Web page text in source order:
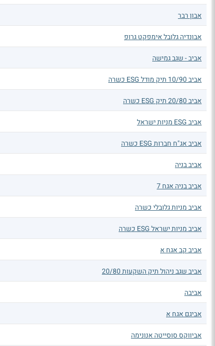
אבון רבר
אבונדיה גלובל אימפקט גרופ
אביב - שגב גמישה
אביב 10/90 תיק מודל ESG כשרה
אביב 20/80 תיק ESG כשרה
אביב ESG מניות ישראל
אביב אג"ח חברות ESG כשרה
אביב בניה
אביב בניה אגח 7
אביב מניות גלובלי כשרה
אביב מניות ישראל ESG כשרה
אביב קב אגח א
אביב שגב ניהול תיק השקעות 20/80
אביבה
אביגם אגח א
אביווקס סוסייטה אנונימה